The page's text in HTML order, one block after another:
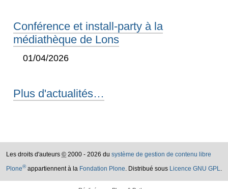
Conférence et install-party à la
médiathèque de Lons
01/04/2026
Plus d'actualités…
Les droits d'auteurs © 2000 - 2026 du système de gestion de contenu libre
Plone®appartiennent à la Fondation Plone. Distribué sous Licence GNU GPL.